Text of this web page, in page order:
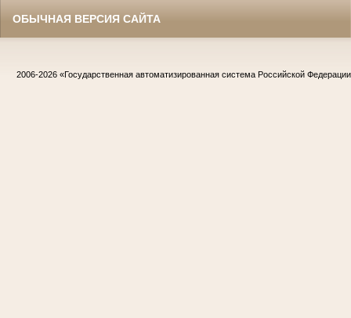
ОБЫЧНАЯ ВЕРСИЯ САЙТА
2006-2026 «Государственная автоматизированная система Российской